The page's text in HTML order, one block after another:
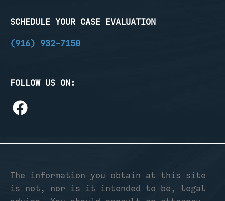
SCHEDULE YOUR CASE EVALUATION
(916) 932-7150
FOLLOW US ON:
The information you obtain at this site
is not, nor is it intended to be, legal